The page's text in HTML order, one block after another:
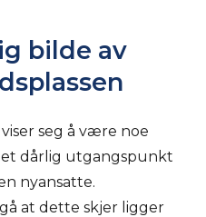
bilde av
seg å være noe
dårlig utgangspunkt
nyansatte.
at dette skjer ligger